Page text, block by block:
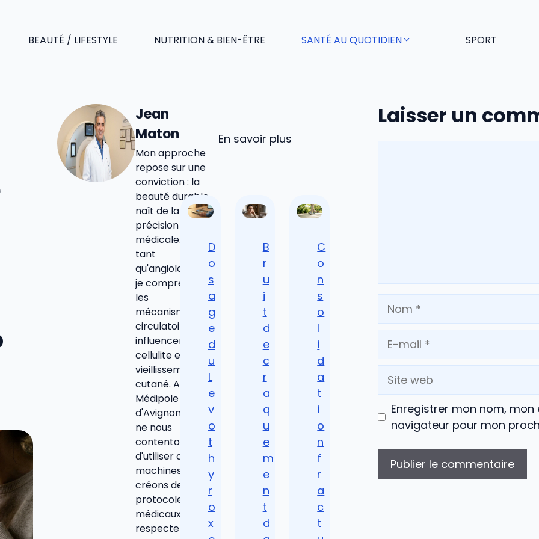
BEAUTÉ / LIFESTYLE NUTRITION & BIEN-ÊTRE SANTÉ AU QUOTIDIEN SPORT
Jean
Maton
Mon approche
repose sur une
conviction : la
beauté durable
naît de la
précision
médicale. En
tant
qu'angiologue,
je comprends
les
mécanismes
circulatoires qui
influencent la
cellulite et le
vieillissement
cutané. Au
Médipole
d'Avignon, nous
ne nous
contentons pas
d'utiliser des
machines ; nous
créons des
protocoles
médicaux qui
respectent la
En savoir plus
D
o
s
a
g
e
d
u
L
e
v
o
t
h
y
r
o
x
B
r
u
i
t
d
e
c
r
a
q
u
e
m
e
n
t
d
C
o
n
s
o
l
i
d
a
t
i
o
n
f
r
a
c
t
Laisser un
Nom
E-
mail
Site
web
Enregistrer mon nom,
navigateur pour mon